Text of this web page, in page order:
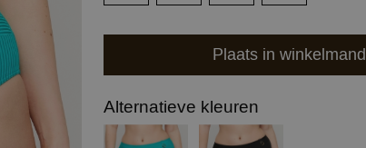
Plaats in winkelmand
Alternatieve kleuren